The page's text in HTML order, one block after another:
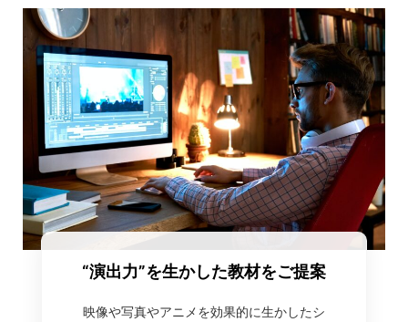
“演出力”を生かした教材をご提案
映像や写真やアニメを効果的に生かしたシ